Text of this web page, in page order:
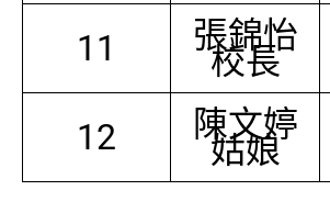
11 張錦怡
校長
12 陳文婷
姑娘